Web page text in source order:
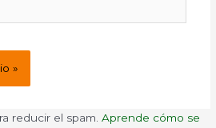
reducir el spam.Aprende cómo se